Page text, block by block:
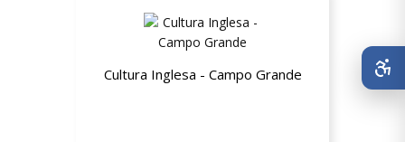
Cultura Inglesa - Campo Grande